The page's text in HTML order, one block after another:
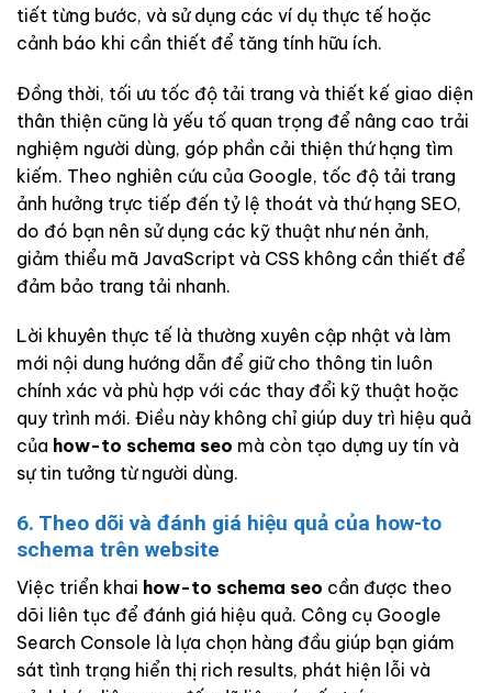
tiết từng bước, và sử dụng các ví dụ thực tế hoặc
cảnh báo khi cần thiết để tăng tính hữu ích.
Đồng thời, tối ưu tốc độ tải trang và thiết kế giao diện
thân thiện cũng là yếu tố quan trọng để nâng cao trải
nghiệm người dùng, góp phần cải thiện thứ hạng tìm
kiếm. Theo nghiên cứu của Google, tốc độ tải trang
ảnh hưởng trực tiếp đến tỷ lệ thoát và thứ hạng SEO,
do đó bạn nên sử dụng các kỹ thuật như nén ảnh,
giảm thiểu mã JavaScript và CSS không cần thiết để
đảm bảo trang tải nhanh.
Lời khuyên thực tế là thường xuyên cập nhật và làm
mới nội dung hướng dẫn để giữ cho thông tin luôn
chính xác và phù hợp với các thay đổi kỹ thuật hoặc
quy trình mới. Điều này không chỉ giúp duy trì hiệu quả
của how-to schema seo mà còn tạo dựng uy tín và
sự tin tưởng từ người dùng.
6. Theo dõi và đánh giá hiệu quả của how-to
schema trên website
Việc triển khai how-to schema seo cần được theo
dõi liên tục để đánh giá hiệu quả. Công cụ Google
Search Console là lựa chọn hàng đầu giúp bạn giám
sát tình trạng hiển thị rich results, phát hiện lỗi và